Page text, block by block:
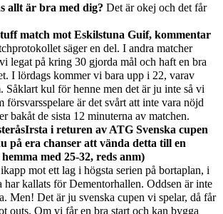
allt är bra med dig? Det är okej och det får
match mot Eskilstuna Guif, kommentar
säger en del. I andra matcher
legat på kring 30 gjorda mål och haft en bra
I lördags kommer vi bara upp i 22, varav
Såklart kul för henne men det är ju inte så vi
är det svårt att inte vara nöjd
bakåt de sista 12 minuterna av matchen.
i returen av ATG Svenska cupen
på era chanser att vända detta till en
med 25-32, reds anm)
mot ett lag i högsta serien på bortaplan, i
har kallats för Dementorhallen. Oddsen är inte
Men! Det är ju svenska cupen vi spelar, då får
outs. Om vi får en bra start och kan bygga